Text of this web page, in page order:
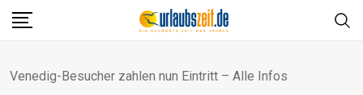
Venedig-Besucher zahlen nun Eintritt – Alle Infos